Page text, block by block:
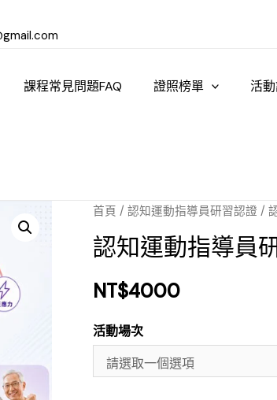
課程常見問題FAQ 證照榜單 活
首頁 /認知運動指導員研習認證 /
認知運動指導員
NT$4000
活動場次